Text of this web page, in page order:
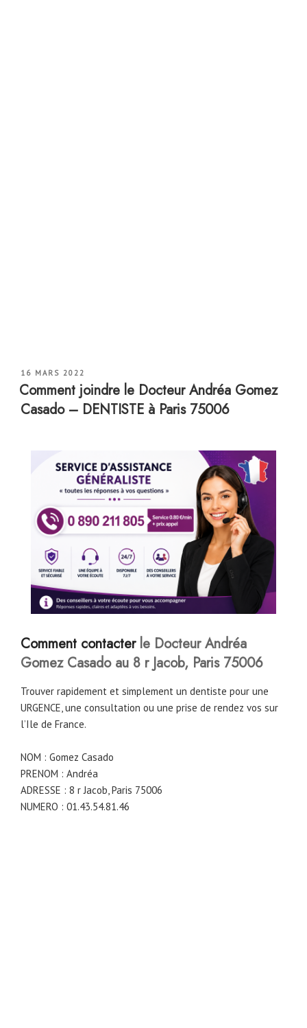
PUBLIÉ
LE
16 MARS 2022
Comment joindre le Docteur Andréa Gomez
Casado – DENTISTE à Paris 75006
Comment contacterle Docteur Andréa
Gomez Casado au 8 r Jacob, Paris 75006
Trouver rapidement et simplement un dentiste pour une
URGENCE, une consultation ou une prise de rendez vos sur
l’Ile de France.
NOM : Gomez Casado
PRENOM : Andréa
ADRESSE : 8 r Jacob, Paris 75006
NUMERO : 01.43.54.81.46